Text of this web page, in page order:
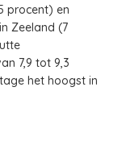
procent) en
Zeeland (7
7,9 tot 9,3
het hoogst in